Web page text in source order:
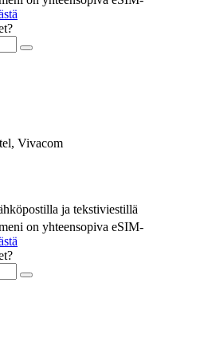
Vivacom
ja tekstiviestillä
on yhteensopiva eSIM-